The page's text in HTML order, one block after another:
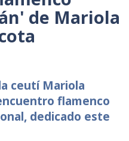
de Mariola
ceutí Mariola
flamenco
dedicado este